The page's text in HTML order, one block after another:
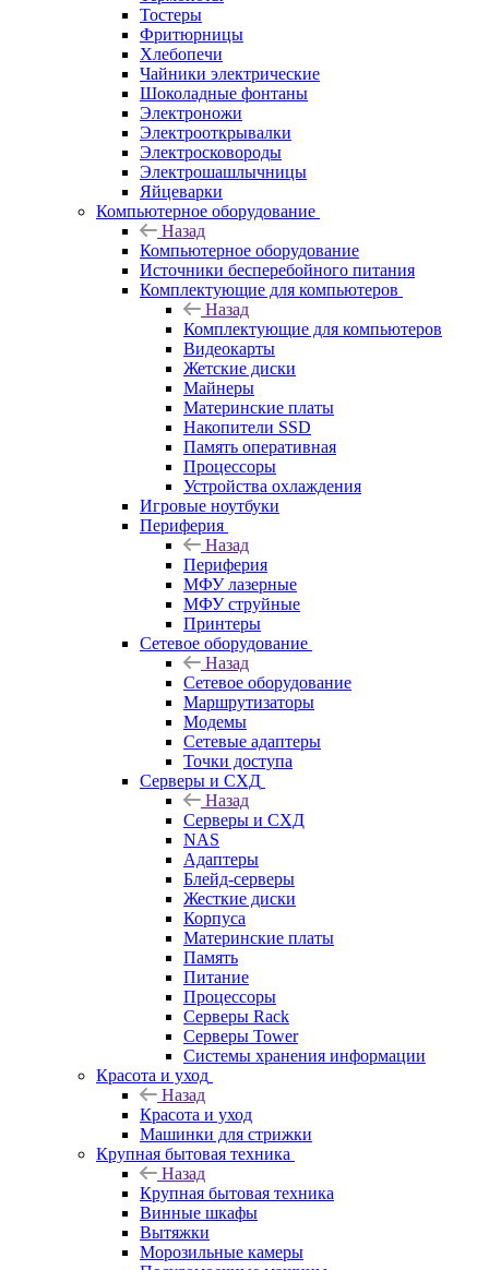
Тостеры
Фритюрницы
Хлебопечи
Чайники электрические
Шоколадные фонтаны
Электроножи
Электрооткрывалки
Электросковороды
Электрошашлычницы
Яйцеварки
Компьютерное оборудование
Назад
Компьютерное оборудование
Источники бесперебойного питания
Комплектующие для компьютеров
Назад
Комплектующие для компьютеров
Видеокарты
Жетские диски
Майнеры
Материнские платы
Накопители SSD
Память оперативная
Процессоры
Устройства охлаждения
Игровые ноутбуки
Периферия
Назад
Периферия
МФУ лазерные
МФУ струйные
Принтеры
Сетевое оборудование
Назад
Сетевое оборудование
Маршрутизаторы
Модемы
Сетевые адаптеры
Точки доступа
Серверы и СХД
Назад
Серверы и СХД
NAS
Адаптеры
Блейд-серверы
Жесткие диски
Корпуса
Материнские платы
Память
Питание
Процессоры
Серверы Rack
Серверы Tower
Системы хранения информации
Красота и уход
Назад
Красота и уход
Машинки для стрижки
Крупная бытовая техника
Назад
Крупная бытовая техника
Винные шкафы
Вытяжки
Морозильные камеры